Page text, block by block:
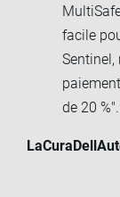
facile
de 20 %".